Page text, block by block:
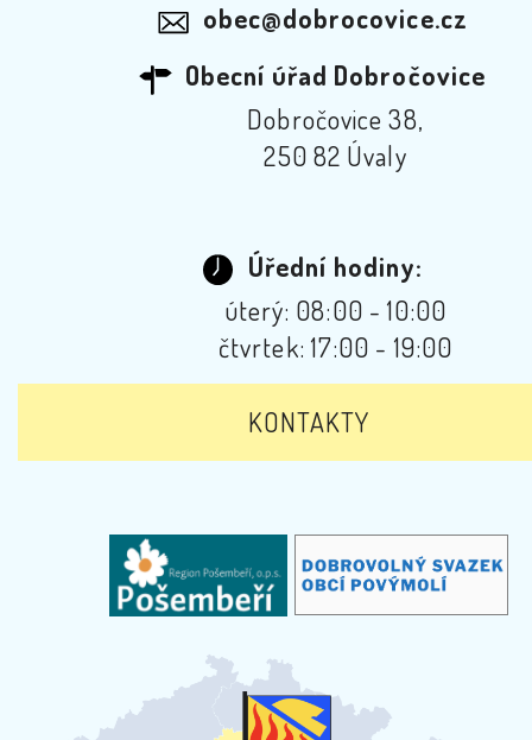
obec@dobrocovice.cz
Obecní úřad Dobročovice
Dobročovice 38,
250 82 Úvaly
Úřední hodiny:
úterý: 08:00 - 10:00
čtvrtek: 17:00 - 19:00
KONTAKTY